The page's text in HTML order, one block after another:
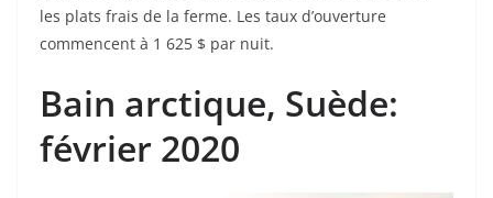
les plats frais de la ferme. Les taux d’ouverture
commencent à 1 625 $ par nuit.
Bain arctique, Suède:
février 2020